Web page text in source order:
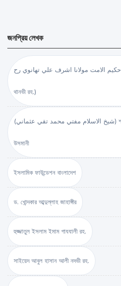
জনপ্রিয় লেখক
حكيم الامت مولانا اشرف علي تهانوي رح ( হাকীমুল উম্মত মাওলানা আশরাফ আলী
থানভী রহ.)
(شيخ الاسلام مفتي محمد تقي عثماني) শাইখুল ইসলাম মুফতী মুহাম্মদ তাকী
উসমানী
ইসলামিক ফাউন্ডেশন বাংলাদেশ
ড. খোন্দকার আব্দুল্লাহ জাহাঙ্গীর
হুজ্জাতুল ইসলাম ইমাম গাযযালী রহ.
সাইয়েদ আবুল হাসান আলী নদভী রহ.